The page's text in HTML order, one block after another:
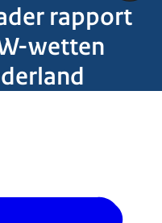
rapport
wetten